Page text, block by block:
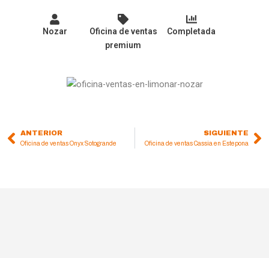
Nozar
Oficina de ventas
premium
Completada
Prev
ANTERIOR
Oficina de ventas Onyx Sotogrande
SIGUIENTE
Oficina de ventas Cassia en Estepona